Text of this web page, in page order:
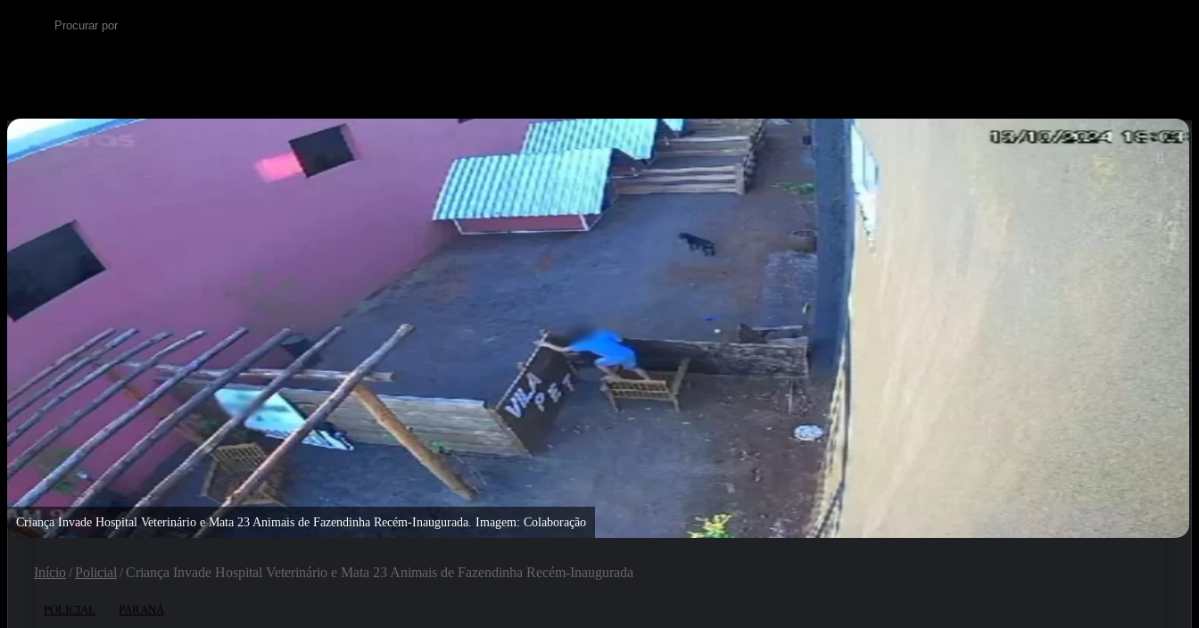
Criança Invade Hospital Veterinário e Mata 23 Animais de Fazendinha Recém-Inaugurada. Imagem: Colaboração
Início / Policial / Criança Invade Hospital Veterinário e Mata 23 Animais de Fazendinha Recém-Inaugurada
POLICIAL PARANÁ